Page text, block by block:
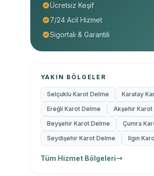
Ücretsiz Keşif
7/24 Acil Hizmet
Sigortalı & Garantili
YAKIN BÖLGELER
Selçuklu Karot Delme
Karatay
Ereğli Karot Delme
Akşehir Karot
Beyşehir Karot Delme
Çumra
Seydişehir Karot Delme
Ilgın
Tüm Hizmet Bölgeleri